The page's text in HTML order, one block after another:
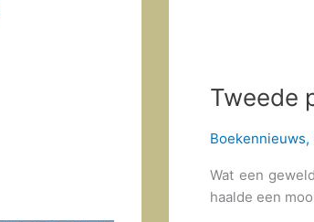
Tweede
Boekennieuws,
Wat een
haalde een